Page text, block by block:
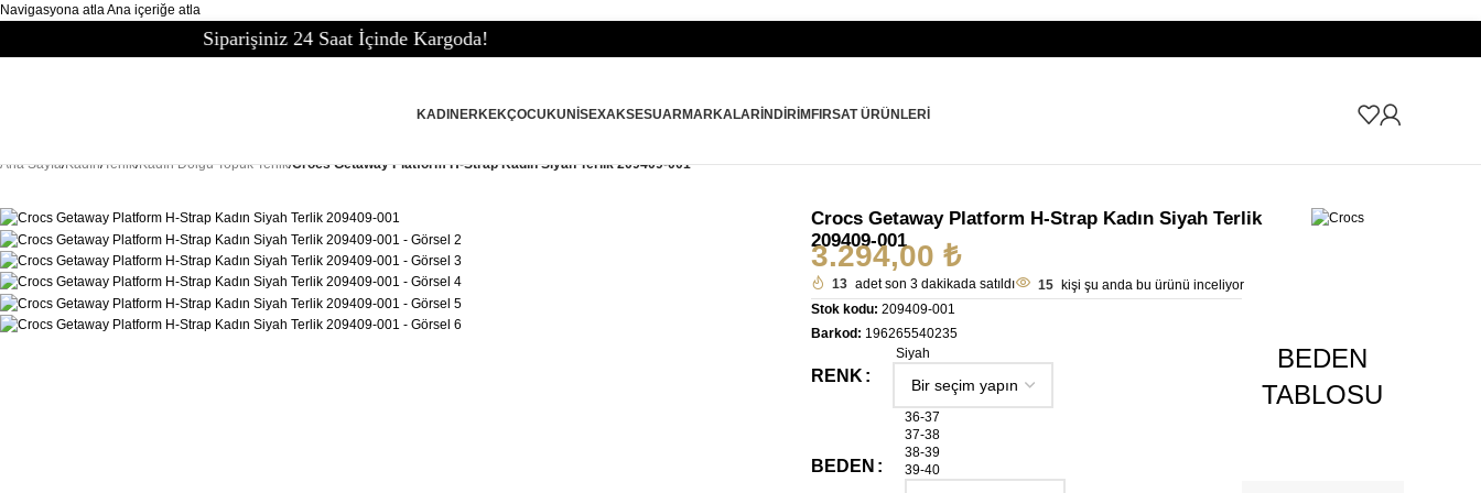
Navigasyona atlaAna içeriğe atla
Siparişiniz 24 Saat İçinde Kargoda!
KADIN ERKEKÇOCUKUNISEXAKSESUARMARKALARİNDIRIM FIRSAT ÜRÜNLERI
Ana Sayfa/Kadın/Terlik/Kadın Dolgu Topuk Terlik/Crocs Getaway Platform H-Strap Kadın Siyah Terlik 209409-001
Crocs Getaway Platform H-Strap Kadın Siyah Terlik
209409-001
3.294,00 ₺
13 adet son 3 dakikada satıldı 15 kişi şu anda bu ürünü inceliyor
Stok kodu: 209409-001
Barkod: 196265540235
RENK
Siyah
BEDEN
36-37
37-38
38-39
39-40
BEDEN
TABLOSU